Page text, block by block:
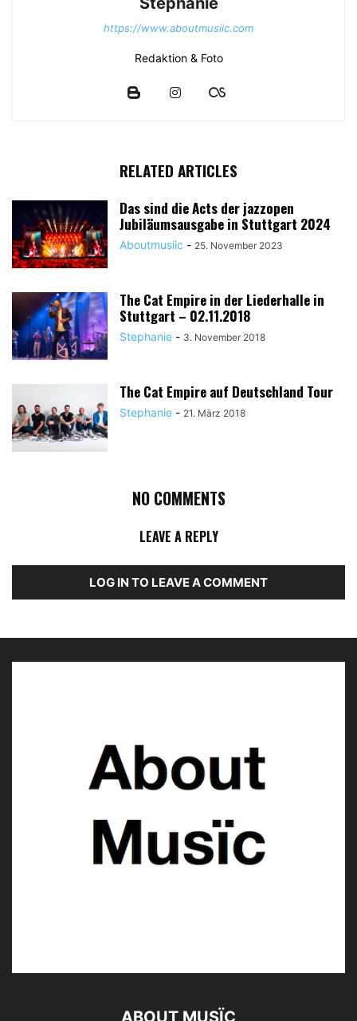
https://www.aboutmusiic.com
Redaktion & Foto
RELATED ARTICLES
Das sind die Acts der jazzopen
Jubiläumsausgabe in Stuttgart 2024
Aboutmusiic - 25. November 2023
The Cat Empire in der Liederhalle in
Stuttgart – 02.11.2018
Stephanie - 3. November 2018
The Cat Empire auf Deutschland Tour
Stephanie - 21. März 2018
NO COMMENTS
LEAVE A REPLY
LOG IN TO LEAVE A COMMENT